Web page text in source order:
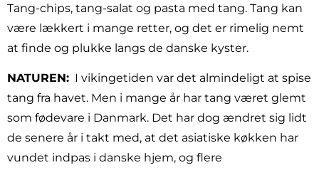
Tang-chips, tang-salat og pasta med tang. Tang kan
være lækkert i mange retter, og det er rimelig nemt
at finde og plukke langs de danske kyster.
NATUREN: I vikingetiden var det almindeligt at spise
tang fra havet. Men i mange år har tang været glemt
som fødevare i Danmark. Det har dog ændret sig lidt
de senere år i takt med, at det asiatiske køkken har
vundet indpas i danske hjem, og flere